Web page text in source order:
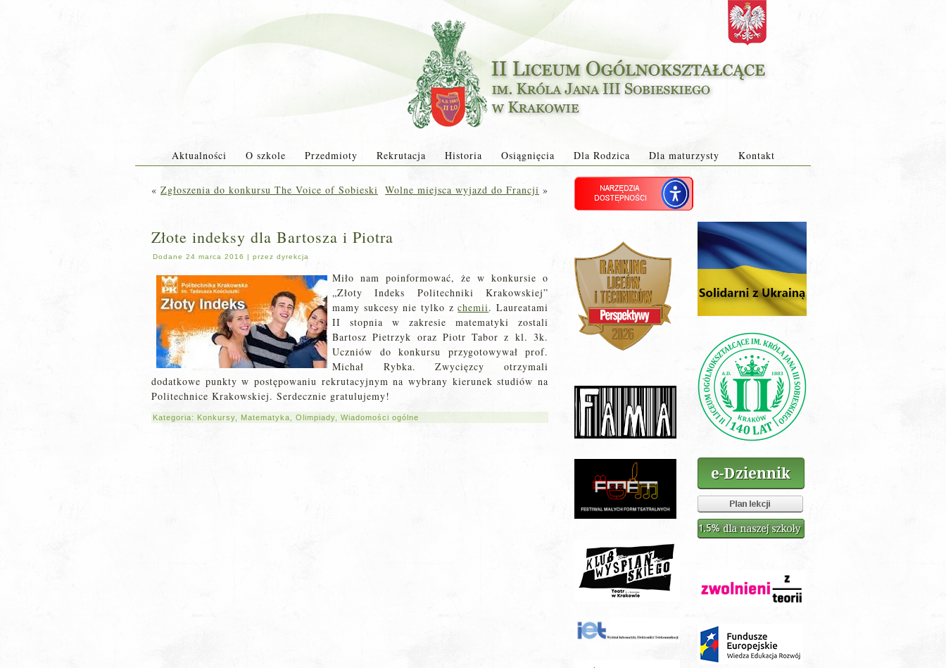
Aktualności O szkole Przedmioty Rekrutacja Historia Osiągnięcia Dla Rodzica Dla maturzysty Kontakt
« Zgłoszenia do konkursu The Voice of Sobieski Wolne miejsca wyjazd do Francji »
Złote indeksy dla Bartosza i Piotra
Dodane 24 marca 2016 | przez dyrekcja
Miło nam poinformować, że w konkursie o
„Złoty Indeks Politechniki Krakowskiej”
mamy sukcesy nie tylko zchemii. Laureatami
II stopnia w zakresie matematyki zostali
Bartosz Pietrzyk oraz Piotr Tabor z kl. 3k.
Uczniów do konkursu przygotowywał prof.
Michał Rybka. Zwycięzcy otrzymali
dodatkowe punkty w postępowaniu rekrutacyjnym na wybrany kierunek studiów na
Politechnice Krakowskiej. Serdecznie gratulujemy!
Kategoria: Konkursy Matematyka Olimpiady Wiadomości ogólne